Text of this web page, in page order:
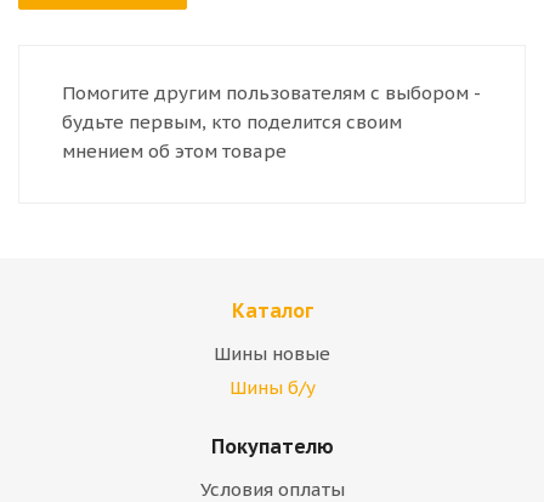
Помогите другим пользователям с выбором -
будьте первым, кто поделится своим
мнением об этом товаре
Каталог
Шины новые
Шины б/у
Покупателю
Условия оплаты